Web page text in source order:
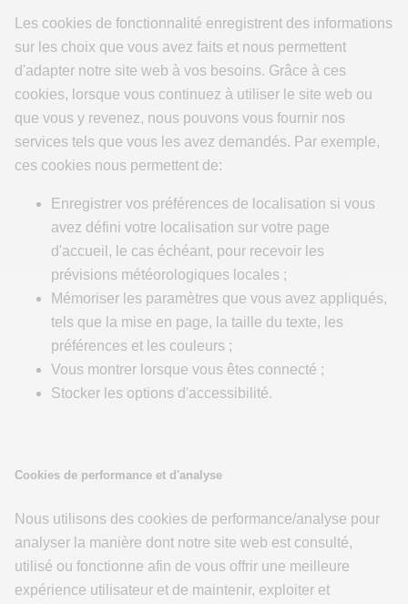
Les cookies de fonctionnalité enregistrent des informations
sur les choix que vous avez faits et nous permettent
d'adapter notre site web à vos besoins. Grâce à ces
cookies, lorsque vous continuez à utiliser le site web ou
que vous y revenez, nous pouvons vous fournir nos
services tels que vous les avez demandés. Par exemple,
ces cookies nous permettent de:
Enregistrer vos préférences de localisation si vous
avez défini votre localisation sur votre page
d'accueil, le cas échéant, pour recevoir les
prévisions météorologiques locales ;
Mémoriser les paramètres que vous avez appliqués,
tels que la mise en page, la taille du texte, les
préférences et les couleurs ;
Vous montrer lorsque vous êtes connecté ;
Stocker les options d'accessibilité.
Cookies de performance et d'analyse
Nous utilisons des cookies de performance/analyse pour
analyser la manière dont notre site web est consulté,
utilisé ou fonctionne afin de vous offrir une meilleure
expérience utilisateur et de maintenir, exploiter et